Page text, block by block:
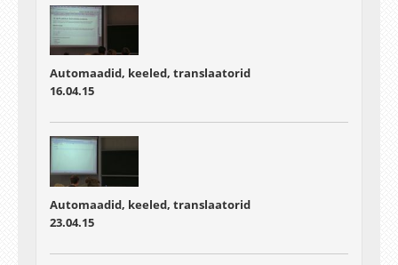
Automaadid, keeled, translaatorid
16.04.15
Automaadid, keeled, translaatorid
23.04.15